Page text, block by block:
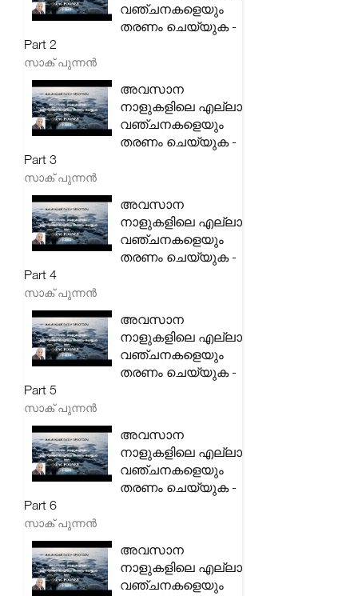
വഞ്ചനകളെയും
തരണം ചെയ്യുക -
Part 2
സാക് പുന്നൻ
അവസാന
നാളുകളിലെ എല്ലാ
വഞ്ചനകളെയും
തരണം ചെയ്യുക -
Part 3
സാക് പുന്നൻ
അവസാന
നാളുകളിലെ എല്ലാ
വഞ്ചനകളെയും
തരണം ചെയ്യുക -
Part 4
സാക് പുന്നൻ
അവസാന
നാളുകളിലെ എല്ലാ
വഞ്ചനകളെയും
തരണം ചെയ്യുക -
Part 5
സാക് പുന്നൻ
അവസാന
നാളുകളിലെ എല്ലാ
വഞ്ചനകളെയും
തരണം ചെയ്യുക -
Part 6
സാക് പുന്നൻ
അവസാന
നാളുകളിലെ എല്ലാ
വഞ്ചനകളെയും